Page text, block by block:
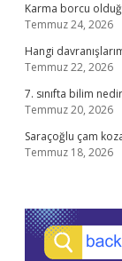
Karma borcu
Temmuz 24, 2026
Hangi
Temmuz 22, 2026
7. sınıfta bilim
Temmuz 20, 2026
Saraçoğlu çam
Temmuz 18, 2026